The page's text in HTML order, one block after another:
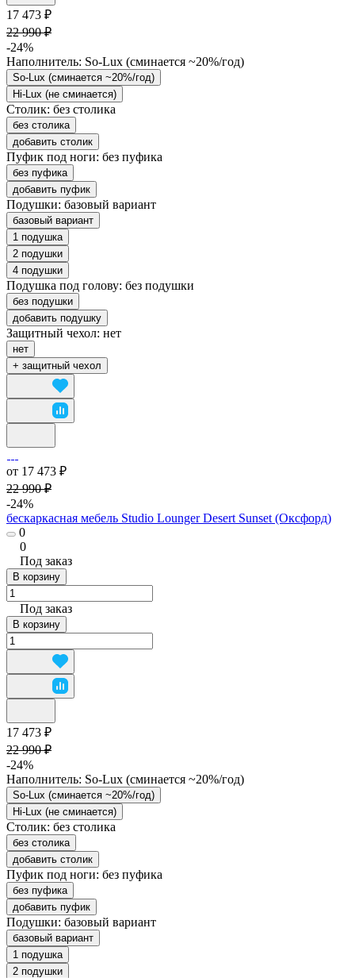
17 473 ₽
22 990 ₽
-24%
Наполнитель: So-Lux (cминается ~20%/год)
So-Lux (cминается ~20%/год)
Hi-Lux (не сминается)
Столик: без столика
без столика
добавить столик
Пуфик под ноги: без пуфика
без пуфика
добавить пуфик
Подушки: базовый вариант
базовый вариант
1 подушка
2 подушки
4 подушки
Подушка под голову: без подушки
без подушки
добавить подушку
Защитный чехол: нет
нет
+ защитный чехол
от 17 473 ₽
22 990 ₽
-24%
бескаркасная мебель Studio Lounger Desert Sunset (Оксфорд)
0
0
Под заказ
В корзину
Под заказ
В корзину
17 473 ₽
22 990 ₽
-24%
Наполнитель: So-Lux (cминается ~20%/год)
So-Lux (cминается ~20%/год)
Hi-Lux (не сминается)
Столик: без столика
без столика
добавить столик
Пуфик под ноги: без пуфика
без пуфика
добавить пуфик
Подушки: базовый вариант
базовый вариант
1 подушка
2 подушки